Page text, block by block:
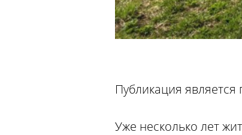
Публикация
Уже несколько лет